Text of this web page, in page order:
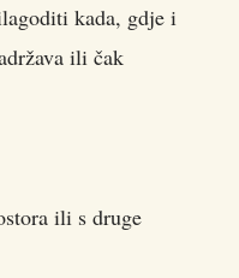
kada, gdje i
ili čak
ili s druge